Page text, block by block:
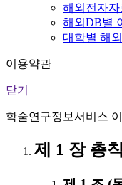
해외전자자
해외DB별
대학별 해
이용약관
닫기
학술연구정보서비스
제 1 장 총칙